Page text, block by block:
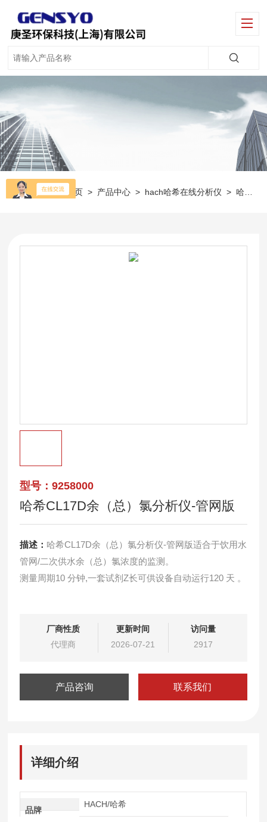
当前位置： 首页 > 产品中心 > hach哈希在线分析仪 >哈希HACH消毒剂在线分析仪
型号：9258000
哈希CL17D余（总）氯分析仪-管网版
描述： 哈希CL17D余（总）氯分析仪-管网版适合于饮用水
管网/二次供水余（总）氯浓度的监测。
测量周期10 分钟,一套试剂Z长可供设备自动运行120 天 。
厂商性质
代理商
更新时间
2026-07-21
访问量
2917
产品咨询 联系我们
详细介绍
品牌
HACH/哈希